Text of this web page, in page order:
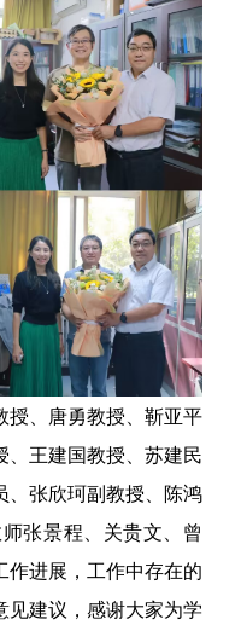
授、唐勇教授、靳亚平
、王建国教授、苏建民
、张欣珂副教授、陈鸿
张景程、关贵文、曾
作进展，工作中存在的
见建议，感谢大家为学